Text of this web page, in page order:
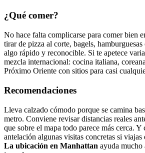
¿Qué comer?
No hace falta complicarse para comer bien
tirar de pizza al corte, bagels, hamburguesas
algo rápido y reconocible. Si te apetece
mezcla internacional: cocina italiana,
Próximo Oriente con sitios para casi
Recomendaciones
Lleva calzado cómodo porque se camina
metro. Conviene revisar distancias reales
que sobre el mapa todo parece más cerca. Y
antelación algunas visitas concretas si viajas
La ubicación en Manhattan ayuda mucho